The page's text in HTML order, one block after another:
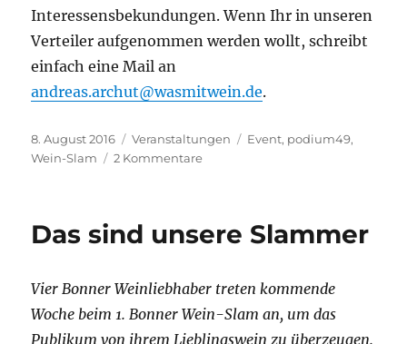
Interessensbekundungen. Wenn Ihr in unseren
Verteiler aufgenommen werden wollt, schreibt
einfach eine Mail an
andreas.archut@wasmitwein.de.
Veröffentlicht
am
8. August 2016 Kategorien
Veranstaltungen Schlagwörter
Event, podium49,
Wein-Slam
2 Kommentarezu
Slam
Premiere
war
Das sind unsere Slammer
Vier Bonner Weinliebhaber treten kommende
Woche beim 1. Bonner Wein-Slam an, um das
Publikum von ihrem Lieblingswein zu überzeugen.